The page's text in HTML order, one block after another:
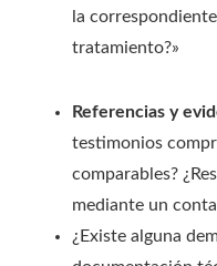
la
tratamiento?»
Referencias y
testimonios
comparables?
mediante un
¿Existe alguna